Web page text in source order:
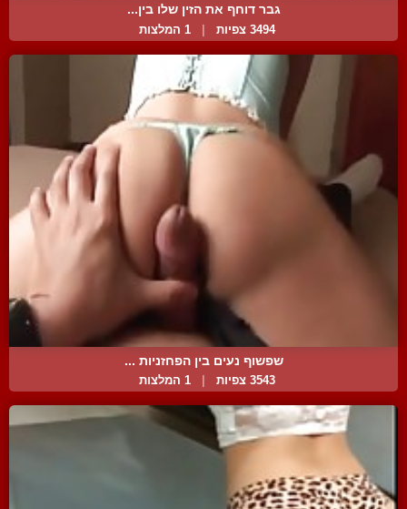
גבר דוחף את הזין שלו בין...
3494 צפיות | 1 המלצות
שפשוף נעים בין הפחזניות ...
3543 צפיות 1 המלצות